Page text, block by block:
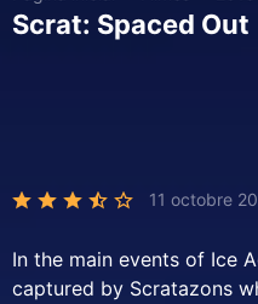
Scrat: Spaced Out
11 octobre
In the main events of Ice
captured by Scratazons